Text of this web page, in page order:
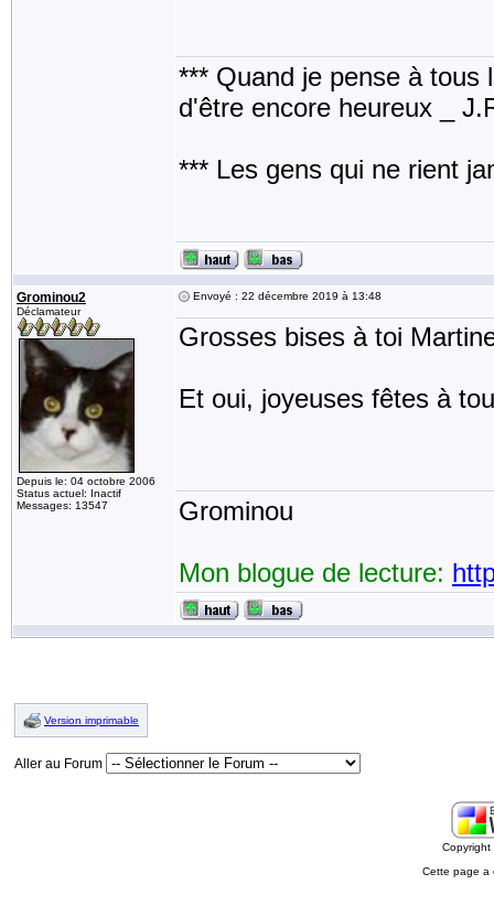
*** Quand je pense à tous
d'être encore heureux _
*** Les gens qui ne rient
Grominou2
Déclamateur
Depuis le: 04 octobre 2006
Status actuel: Inactif
Messages: 13547
Envoyé : 22 décembre 2019 à 13:48
Grosses bises à toi
Et oui, joyeuses fêtes à
Grominou
Mon blogue de lecture:
Version imprimable
Aller au Forum
Cette page a